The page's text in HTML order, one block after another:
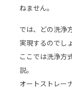
ねません。
では、どの洗浄
実現するのでし
ここでは洗浄方
説。
オートストレー